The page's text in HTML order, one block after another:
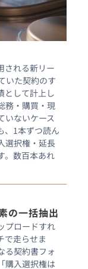
される新リー
いた契約のす
として計上し
務・購買・現
いないケース
、1本ずつ読ん
選択権・延長
。数百本あれ
の一括抽出
プロードすれ
で走らせま
る契約書フォ
購入選択権は